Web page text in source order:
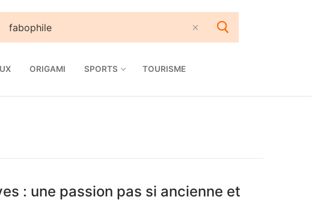
ORIGAMI SPORTS TOURISME
: une passion pas si ancienne et